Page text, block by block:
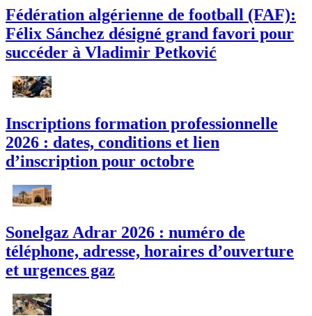
Fédération algérienne de football (FAF):
Félix Sánchez désigné grand favori pour
succéder à Vladimir Petković
Inscriptions formation professionnelle
2026 : dates, conditions et lien
d’inscription pour octobre
Sonelgaz Adrar 2026 : numéro de
téléphone, adresse, horaires d’ouverture
et urgences gaz